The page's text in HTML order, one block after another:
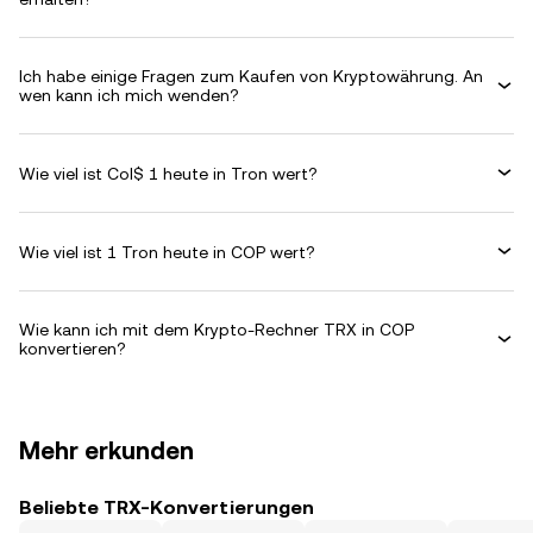
Ich habe einige Fragen zum Kaufen von Kryptowährung. An
wen kann ich mich wenden?
Wie viel ist Col$ 1 heute in Tron wert?
Wie viel ist 1 Tron heute in COP wert?
Wie kann ich mit dem Krypto-Rechner TRX in COP
konvertieren?
Mehr erkunden
Beliebte TRX-Konvertierungen